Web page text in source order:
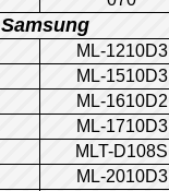
Samsung
ML-1210D3
ML-1510D3
ML-1610D2
ML-1710D3
MLT-D108S
ML-2010D3